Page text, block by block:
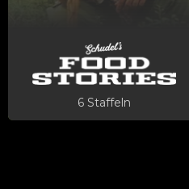
6 Staffeln